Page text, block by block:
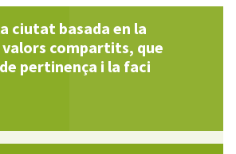
ciutat basada en la
compartits, que
pertinença i la faci